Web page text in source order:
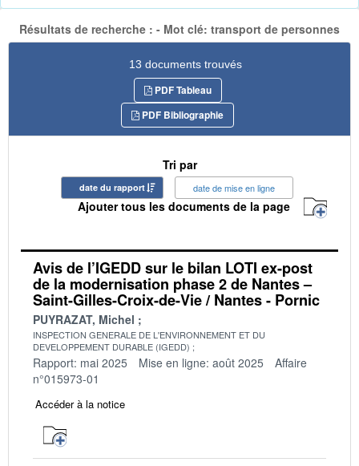
Résultats de recherche : - Mot clé: transport de personnes
13 documents trouvés
PDF Tableau
PDF Bibliographie
Tri par
date du rapport date de mise en ligne
Ajouter tous les documents de la page
Avis de l’IGEDD sur le bilan LOTI ex-post
de la modernisation phase 2 de Nantes –
Saint-Gilles-Croix-de-Vie / Nantes - Pornic
PUYRAZAT, Michel
INSPECTION GENERALE DE L'ENVIRONNEMENT ET DU
DEVELOPPEMENT DURABLE (IGEDD)
Rapport: mai 2025 Mise en ligne: août 2025
Affaire
n°015973-01
Accéder à la notice